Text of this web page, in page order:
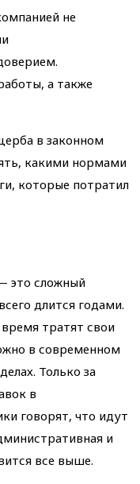
не
а также
в законном
какими нормами
которые потратил
это сложный
длится годами.
тратят свои
в современном
Только за
в
говорят, что идут
и
все выше.